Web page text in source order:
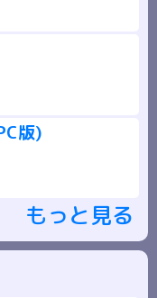
版)
もっと見る